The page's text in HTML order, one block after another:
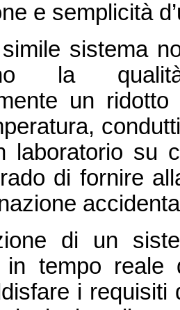
e semplicità
sistema
la
un
laboratorio su
di fornire
di un
tempo reale
i requisiti